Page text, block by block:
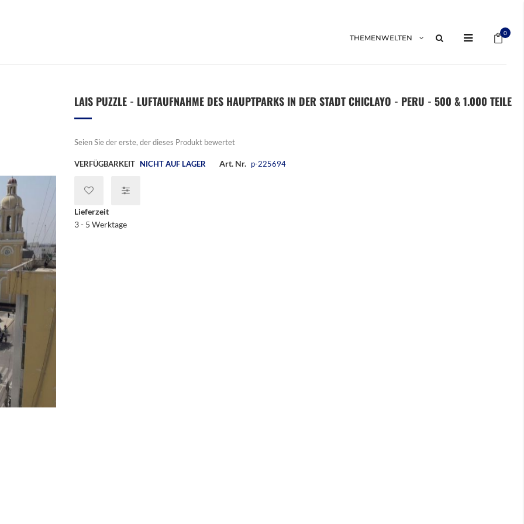
0
THEMENWELTEN
LAIS PUZZLE - LUFTAUFNAHME DES HAUPTPARKS IN DER STADT CHICLAYO - PERU - 500 & 1.000 TEILE
Seien Sie der erste, der dieses Produkt bewertet
VERFÜGBARKEIT NICHT AUF LAGER Art. Nr. p-225694
Lieferzeit
3 - 5 Werktage